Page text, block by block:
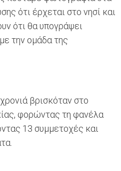
ότι έρχεται στο νησί και
ότι θα υπογράψει
την ομάδα της
βρισκόταν στο
φορώντας τη φανέλα
13 συμμετοχές και